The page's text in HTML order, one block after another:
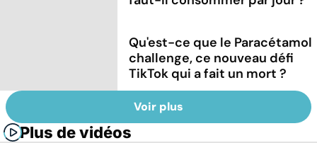
Qu'est-ce que le Paracétamol
challenge, ce nouveau défi
TikTok qui a fait un mort ?
Voir plus
Plus de vidéos